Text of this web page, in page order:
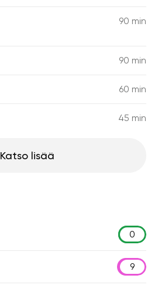
90 min
90 min
60 min
45 min
Katso lisää
0
9